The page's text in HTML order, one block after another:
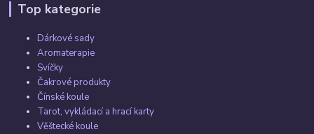
Top kategorie
Dárkové sady
Aromaterapie
Svíčky
Čakrové produkty
Čínské koule
Tarot, vykládací a hrací karty
Věštecké koule